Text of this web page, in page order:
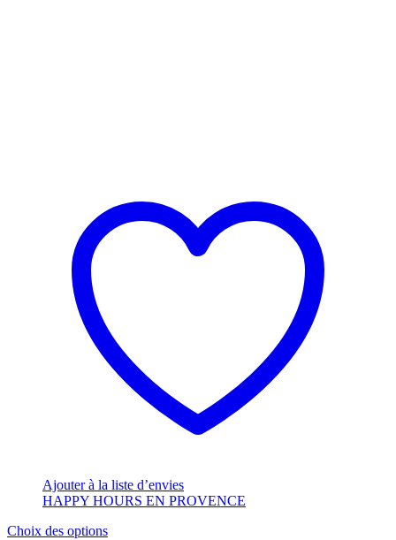
Ajouter à la liste d’envies
HAPPY HOURS EN PROVENCE
Choix des optionsCe